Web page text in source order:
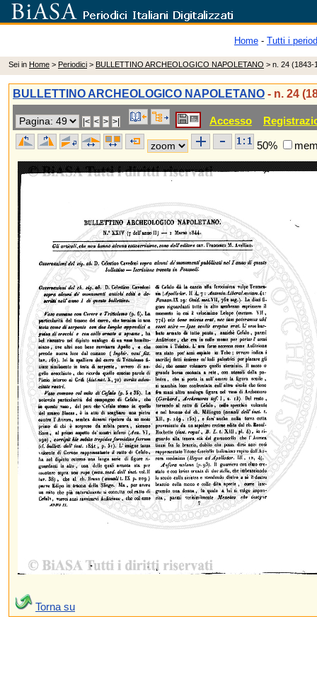
Home - Tutti i
Sei in Home > Periodici > BULLETTINO ARCHEOLOGICO NAPOLETANO > n. 24 (1843-
BULLETTINO ARCHEOLOGICO NAPOLETANO - n. 24
Accesso
50%
Torna su